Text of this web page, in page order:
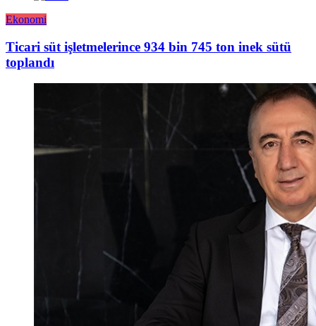
Ekonomi
Ticari süt işletmelerince 934 bin 745 ton inek sütü
toplandı